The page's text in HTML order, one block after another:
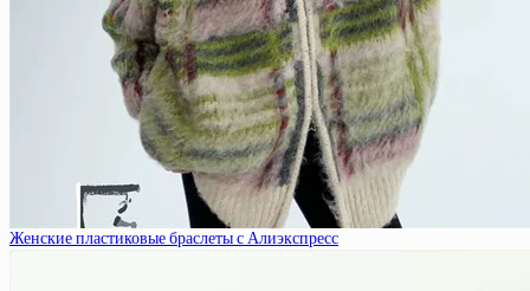
Женские пластиковые браслеты с Алиэкспресс